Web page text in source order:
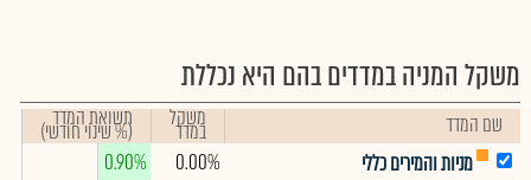
משקל המניה במדדים בהם היא נכללת
שם המדד משקל
במדד תשואת המדד
(% שינוי חודשי)
מניות והמירים כללי
0.00%
0.90%